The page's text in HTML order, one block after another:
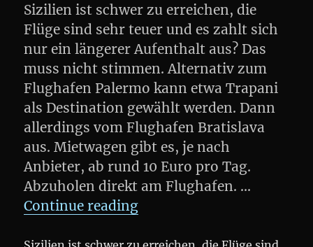
Sizilien ist schwer zu erreichen, die
Flüge sind sehr teuer und es zahlt sich
nur ein längerer Aufenthalt aus? Das
muss nicht stimmen. Alternativ zum
Flughafen Palermo kann etwa Trapani
als Destination gewählt werden. Dann
allerdings vom Flughafen Bratislava
aus. Mietwagen gibt es, je nach
Anbieter, ab rund 10 Euro pro Tag.
Abzuholen direkt am Flughafen. …
Continue reading„Ein Wochenende auf